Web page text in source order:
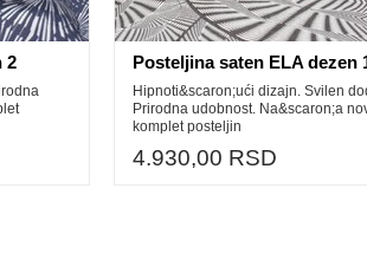
2 Posteljina saten ELA dezen
Hipnoti&scaron;ući dizajn. Svilen
Prirodna udobnost. Na&scaron;a
komplet posteljin
4.930,00 RSD